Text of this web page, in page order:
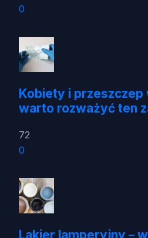
0
Kobiety i przeszczep
warto rozważyć ten
72
0
Lakier lamperyjny –